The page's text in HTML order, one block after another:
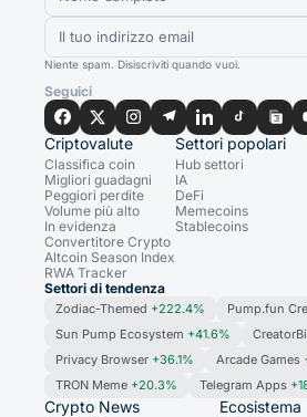
Niente spam. Disiscriviti quando vuoi.
Seguici
Criptovalute
Classifica coin
Migliori guadagni
Peggiori perdite
Volume più alto
In evidenza
Convertitore Crypto
Altcoin Season Index
RWA Tracker
Settori popolari
Hub settori
IA
DeFi
Memecoins
Stablecoins
Settori di tendenza
Zodiac-Themed +222.4% Pump.fun
Sun Pump Ecosystem +41.6%
Privacy Browser +36.1% Arcade Games
TRON Meme +20.3% Telegram Apps
Crypto News Ecosistema